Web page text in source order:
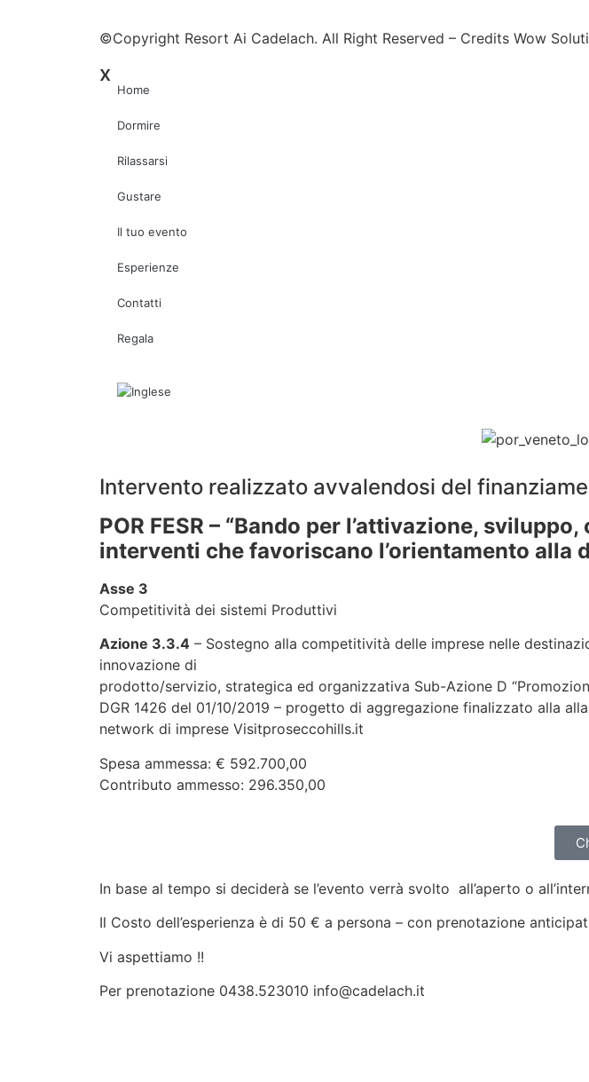
©Copyright Resort Ai Cadelach. All Right Reserved – Credits Wow
x
Home
Dormire
Rilassarsi
Gustare
Il tuo evento
Esperienze
Contatti
Regala
Intervento realizzato avvalendosi del
POR FESR – “Bando per l’attivazione,
interventi che favoriscano l’orientamento alla
Asse 3
Competitività dei sistemi Produttivi
Azione 3.3.4 – Sostegno alla competitività delle imprese nelle
innovazione di
prodotto/servizio, strategica ed organizzativa Sub-Azione D
DGR 1426 del 01/10/2019 – progetto di aggregazione finalizzato alla
network di imprese Visitproseccohills.it
Spesa ammessa: € 592.700,00
Contributo ammesso: 296.350,00
In base al tempo si deciderà se l’evento verrà svolto all’aperto o
Il Costo dell’esperienza è di 50 € a persona – con prenotazione
Vi aspettiamo !!
Per prenotazione 0438.523010 info@cadelach.it